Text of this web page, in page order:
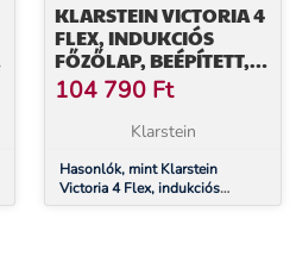
KLARSTEIN VICTORIA 4
FLEX, INDUKCIÓS
FŐZŐLAP, BEÉPÍTETT,
7000 W, FLEXZONE,
IDŐZÍTŐ
104 790 Ft
Klarstein
Hasonlók, mint Klarstein
Victoria 4 Flex, indukciós
főzőlap, beépített, 7000 W,